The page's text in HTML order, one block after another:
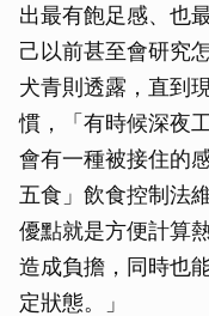
出最有飽足感、也
己以前甚至會研究
犬青則透露，直到
慣，「有時候深夜
會有一種被接住的
五食」飲食控制法
優點就是方便計算
造成負擔，同時也
定狀態。」